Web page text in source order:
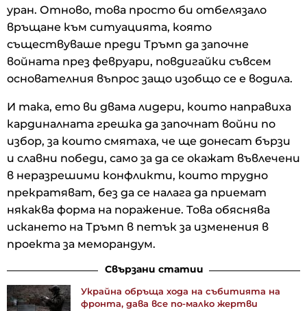
уран. Отново, това просто би отбелязало
връщане към ситуацията, която
съществуваше преди Тръмп да започне
войната през февруари, повдигайки съвсем
основателния въпрос защо изобщо се е водила.
И така, ето ви двама лидери, които направиха
кардиналната грешка да започнат войни по
избор, за които смятаха, че ще донесат бързи
и славни победи, само за да се окажат въвлечени
в неразрешими конфликти, които трудно
прекратяват, без да се налага да приемат
някаква форма на поражение. Това обяснява
искането на Тръмп в петък за изменения в
проекта за меморандум.
Свързани статии
Украйна обръща хода на събитията на
фронта, дава все по-малко жертви